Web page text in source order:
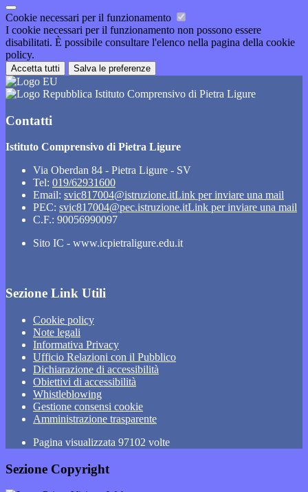
Cookie necessari per il funzionamento
I cookie necessari per il funzionamento non possono essere
disabilitati. È possibile consultare l'elenco nella pagina della cookie
policy.
Accetta tutti Salva le preferenze
Istituto Comprensivo di Pietra Ligure
Contatti
Istituto Comprensivo di Pietra Ligure
Via Oberdan 84 - Pietra Ligure - SV
Tel: 019/62931600
Email: svic817004@istruzione.itLink per inviare una mail
PEC: svic817004@pec.istruzione.itLink per inviare una mail
C.F.: 90056990097
Sito IC - www.icpietraligure.edu.it
Sezione Link Utili
Cookie policy
Note legali
Informativa Privacy
Ufficio Relazioni con il Pubblico
Dichiarazione di accessibilità
Obiettivi di accessibilità
Whistleblowing
Gestione consensi cookie
Amministrazione trasparente
Pagina visualizzata 97102 volte
Sezione Copyright